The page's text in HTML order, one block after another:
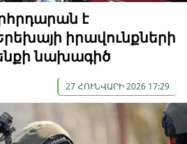
է
իրավունքների
նախագիծ
27 ՀՈՒՆՎԱՐԻ 2026 17:29